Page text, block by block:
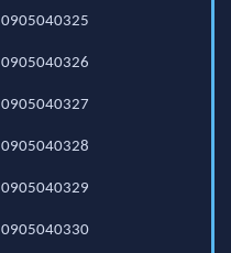
0905040325
0905040326
0905040327
0905040328
0905040329
0905040330